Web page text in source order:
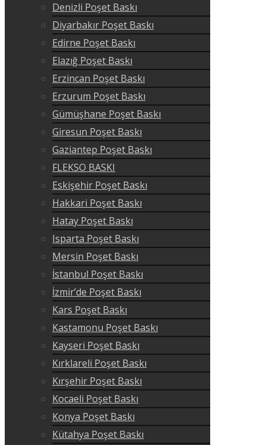
Denizli Poşet Baskı
Diyarbakır Poşet Baskı
Edirne Poşet Baskı
Elazığ Poşet Baskı
Erzincan Poşet Baskı
Erzurum Poşet Baskı
Gümüşhane Poşet Baskı
Giresun Poşet Baskı
Gaziantep Poşet Baskı
FLEKSO BASKI
Eskişehir Poşet Baskı
Hakkari Poşet Baskı
Hatay Poşet Baskı
Isparta Poşet Baskı
Mersin Poşet Baskı
İstanbul Poşet Baskı
İzmir’de Poşet Baskı
Kars Poşet Baskı
Kastamonu Poşet Baskı
Kayseri Poşet Baskı
Kırklareli Poşet Baskı
Kırşehir Poşet Baskı
Kocaeli Poşet Baskı
Konya Poşet Baskı
Kütahya Poşet Baskı